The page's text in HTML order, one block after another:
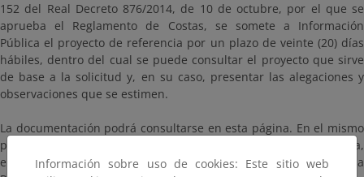
152 del Real Decreto 876/2014, de 10 de octubre, por el que se
aprueba el Reglamento de Costas, se somete a Información
Pública el proyecto de referencia por un plazo de veinte (20) días
hábiles, dentro del cual se puede consultar el proyecto que sirve
de base a la solicitud y, en su caso, presentar las alegaciones y
observaciones que se estimen.
La documentación podrá consultarse en esta página. En el mismo
plazo puede ser examinado el expediente, mediante cita previa,
en las oficinas del Servicio Provincial de Costas de Gipuzkoa, en la
Información sobre uso de cookies: Este sitio web